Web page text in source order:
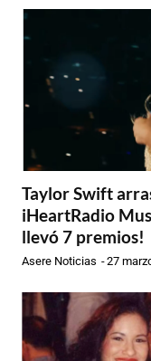
Taylor Swift
iHeartRadio
llevó 7 premios!
Asere Noticias -27